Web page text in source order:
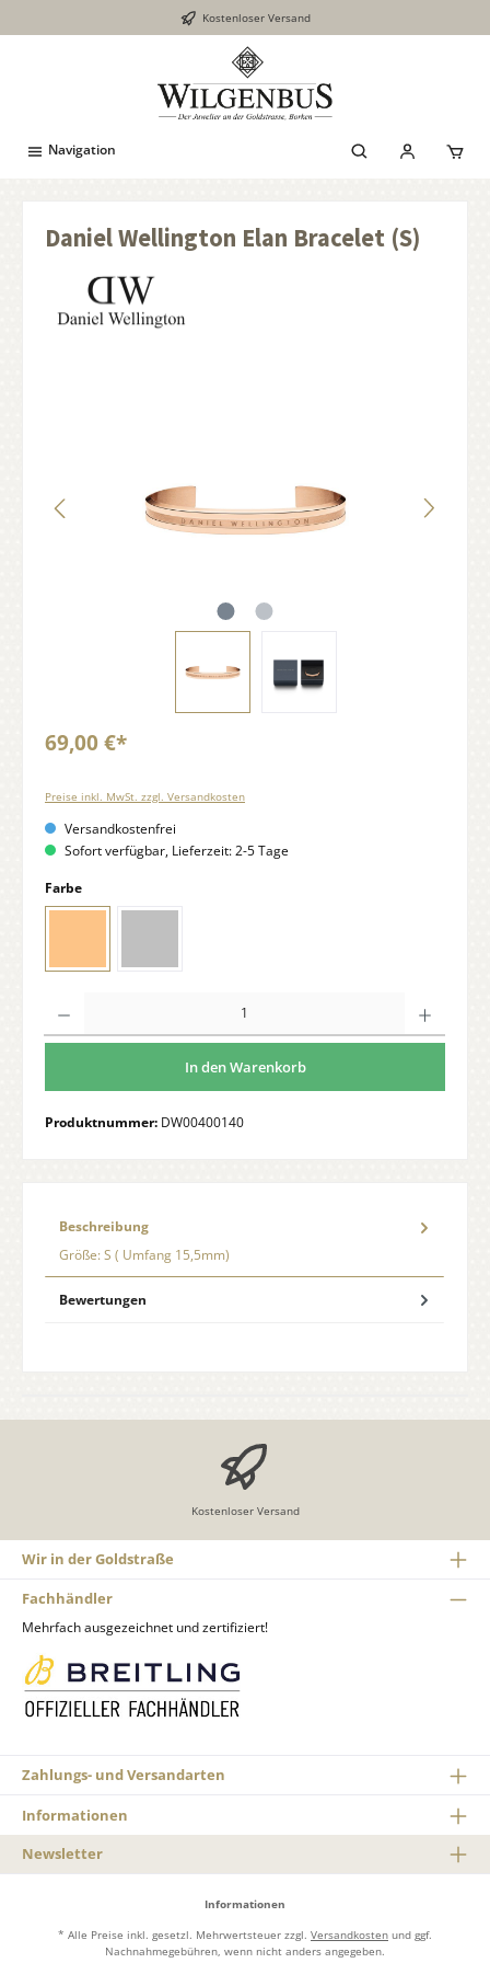
Kostenloser Versand
Navigation
Daniel Wellington Elan Bracelet (S)
69,00 €*
Preise inkl. MwSt. zzgl. Versandkosten
Versandkostenfrei
Sofort verfügbar, Lieferzeit: 2-5 Tage
Farbe
In den Warenkorb
Produktnummer: DW00400140
Beschreibung
Größe: S ( Umfang 15,5mm)
Bewertungen
Kostenloser Versand
Wir in der Goldstraße
Fachhändler
Mehrfach ausgezeichnet und zertifiziert!
Zahlungs- und Versandarten
Informationen
Newsletter
Informationen
* Alle Preise inkl. gesetzl. Mehrwertsteuer zzgl. Versandkosten und ggf.
Nachnahmegebühren, wenn nicht anders angegeben.